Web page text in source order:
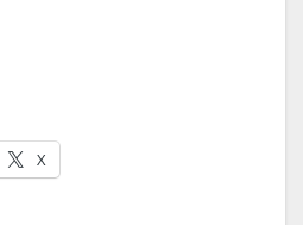
X